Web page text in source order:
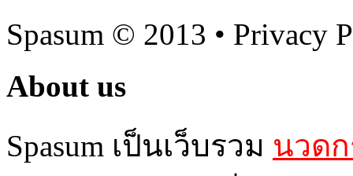
Spasum © 2013 • Privacy
About us
Spasum เป็นเว็บรวม นวด